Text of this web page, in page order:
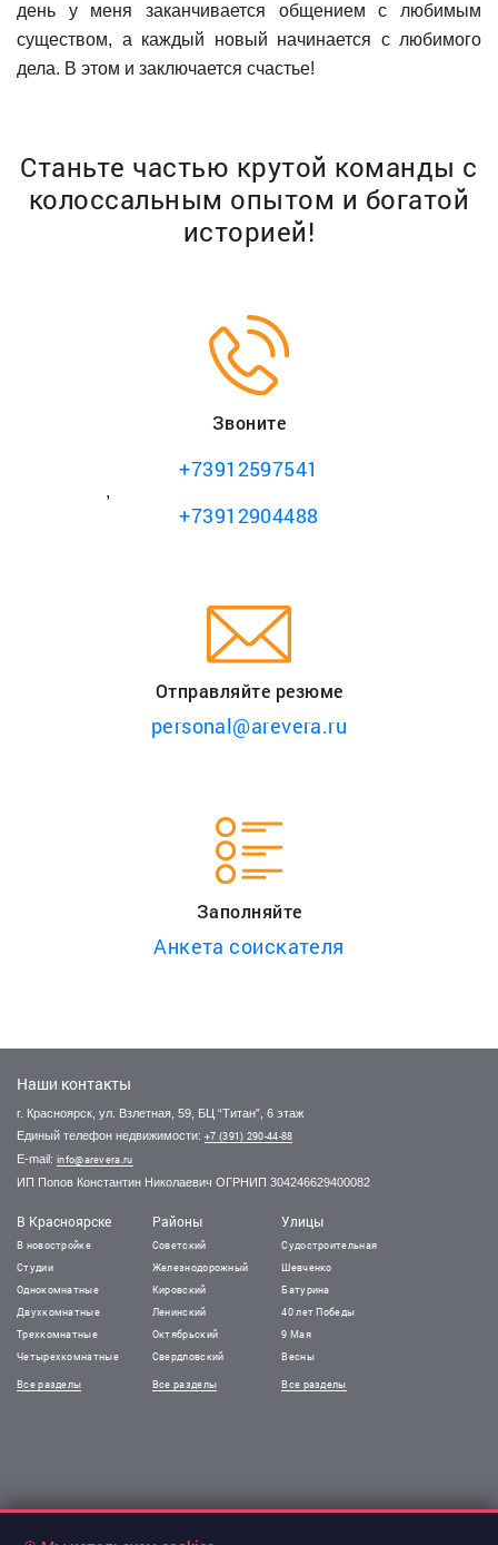
день у меня заканчивается общением с любимым
существом, а каждый новый начинается с любимого
дела. В этом и заключается счастье!
Станьте частью крутой команды с
колоссальным опытом и богатой
историей!
Звоните
+73912597541
,
+73912904488
Отправляйте резюме
personal@arevera.ru
Заполняйте
Анкета соискателя
Наши контакты
г. Красноярск, ул. Взлетная, 59, БЦ “Титан”, 6 этаж
Единый телефон недвижимости: +7 (391) 290-44-88
E-mail: info@arevera.ru
ИП Попов Константин Николаевич ОГРНИП 304246629400082
В Красноярске
В новостройке
Студии
Однокомнатные
Двухкомнатные
Трехкомнатные
Четырехкомнатные
Все разделы
Районы
Советский
Железнодорожный
Кировский
Ленинский
Октябрьский
Свердловский
Все разделы
Улицы
Судостроительная
Шевченко
Батурина
40 лет Победы
9 Мая
Весны
Все разделы